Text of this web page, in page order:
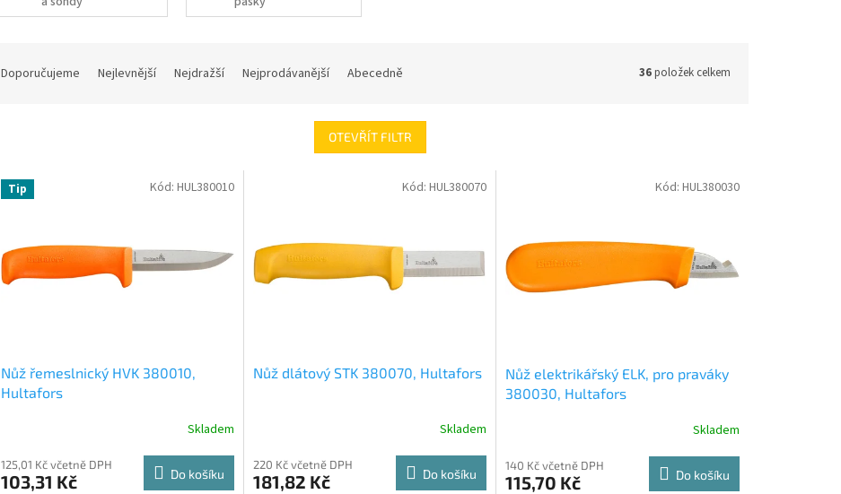
Doporučujeme Nejlevnější Nejdražší Nejprodávanější Abecedně 36položek celkem
OTEVŘÍT FILTR
V
p
Tip
Nůž řemeslnický HVK 380010,
Hultafors
Skladem
125,01 Kč včetně DPH
103,31 Kč Do košíku
Kód: HUL380010
Nůž dlátový STK 380070, Hultafors
Skladem
220 Kč včetně DPH
181,82 Kč Do košíku
Kód: HUL380070
Nůž elektrikářský ELK, pro praváky
380030, Hultafors
Skladem
140 Kč včetně DPH
115,70 Kč Do košíku
Kód: HUL380030